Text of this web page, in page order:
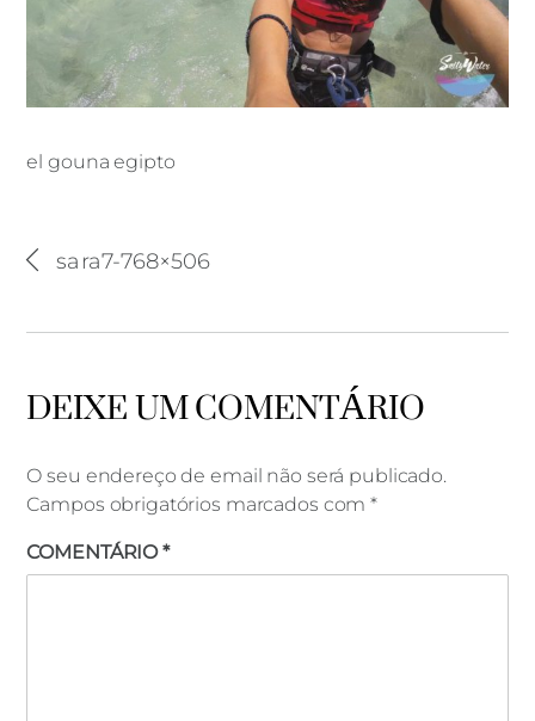
el gouna egipto
sara7-768×506
DEIXE UM COMENTÁRIO
O seu endereço de email não será publicado.
Campos obrigatórios marcados com*
COMENTÁRIO*